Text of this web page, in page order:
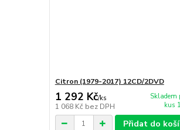
Citron (1979-2017) 12CD/2DVD
1 292 Kč/ks
1 068 Kč bez DPH
Skladem
kus
Přidat do